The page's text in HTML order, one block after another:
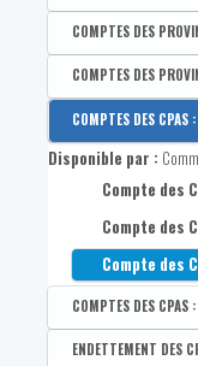
Compte des
Compte des
Compte des
Compte des
Compte des
Disponible par :
Compte des
Compte des
Compte des
COMPTES DES
Disponible par :
Compte des
Compte des
Compte des
COMPTES DES
Disponible par :
Compte des
Compte des
Compte des
COMPTES DES CPAS :
Disponible par :
Compte des
Compte des
Compte des
COMPTES DES CPAS
Disponible par :
ENDETTEMENT DES